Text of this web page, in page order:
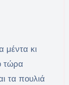
μέντα κι
τώρα
τα πουλιά